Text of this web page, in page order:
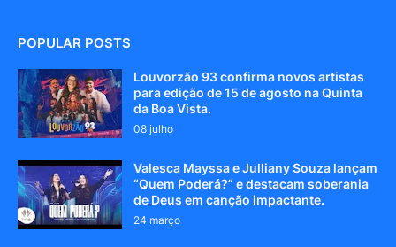
POPULAR POSTS
Louvorzão 93 confirma novos artistas
para edição de 15 de agosto na Quinta
da Boa Vista.
08 julho
Valesca Mayssa e Julliany Souza lançam
“Quem Poderá?” e destacam soberania
de Deus em canção impactante.
24 março